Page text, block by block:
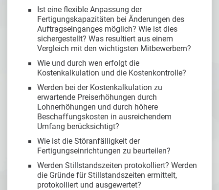
Ist eine flexible Anpassung der
Fertigungskapazitäten bei Änderungen des
Auftragseinganges möglich? Wie ist dies
sichergestellt? Was resultiert aus einem
Vergleich mit den wichtigsten Mitbewerbern?
Wie und durch wen erfolgt die
Kostenkalkulation und die Kostenkontrolle?
Werden bei der Kostenkalkulation zu
erwartende Preiserhöhungen durch
Lohnerhöhungen und durch höhere
Beschaffungskosten in ausreichendem
Umfang berücksichtigt?
Wie ist die Störanfälligkeit der
Fertigungseinrichtungen zu beurteilen?
Werden Stillstandszeiten protokolliert? Werden
die Gründe für Stillstandszeiten ermittelt,
protokolliert und ausgewertet?